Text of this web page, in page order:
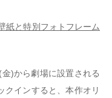
紙と特別フォトフレーム
)から劇場に設置される
クインすると、本作オリ